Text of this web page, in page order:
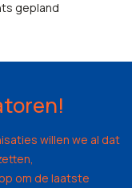
gepland
willen we al dat
om de laatste